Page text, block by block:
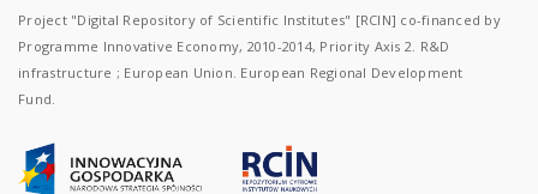
Project "Digital Repository of Scientific Institutes" [RCIN] co-financed by
Programme Innovative Economy, 2010-2014, Priority Axis 2. R&D
infrastructure ; European Union. European Regional Development
Fund.